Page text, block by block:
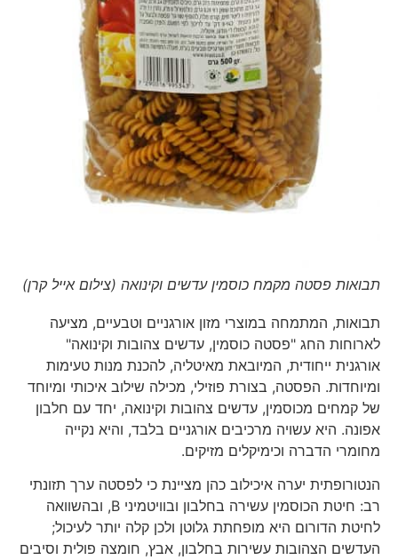
תבואות פסטה מקמח כוסמין עדשים וקינואה (צילום אייל קרן)
תבואות, המתמחה במוצרי מזון אורגניים וטבעיים, מציעה
לארוחות החג "פסטה כוסמין, עדשים צהובות וקינואה"
אורגנית ייחודית, המיובאת מאיטליה, להכנת מנות טעימות
ומיוחדות. הפסטה, בצורת פוזילי, מכילה שילוב איכותי ומיוחד
של קמחים מכוסמין, עדשים צהובות וקינואה, יחד עם חלבון
אפונה. היא עשויה מרכיבים אורגניים בלבד, והיא נקייה
מחומרי הדברה וכימיקלים מזיקים.
הנטורופתית יערה איכילוב כהן מציינת כי לפסטה ערך תזונתי
רב: חיטת הכוסמין עשירה בחלבון ובוויטמיני B, ובהשוואה
לחיטת הדורום היא מופחתת גלוטן ולכן קלה יותר לעיכול;
העדשים הצהובות עשירות בחלבון, אבץ, חומצה פולית וסיבים